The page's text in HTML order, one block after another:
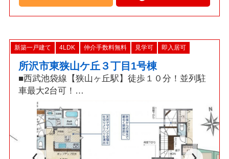
新築一戸建て 4LDK 仲介手数料無料 見学可 即入居可
所沢市東狭山ケ丘３丁目1号棟
■西武池袋線【狭山ヶ丘駅】徒歩１０分！並列駐
車最大2台可！
□折上天井採用17.5帖LDK・食洗機・パントリ
ー・カードキー！
■「耐震+制震」ダンパー標準装備の地震に強い
新築戸建！
□資料請求・見学予約などお気軽にご利用くださ